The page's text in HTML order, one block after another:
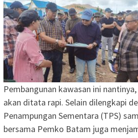
Pembangunan kawasan ini
akan ditata rapi. Selain dilengkapi
Penampungan Sementara (TPS)
bersama Pemko Batam juga